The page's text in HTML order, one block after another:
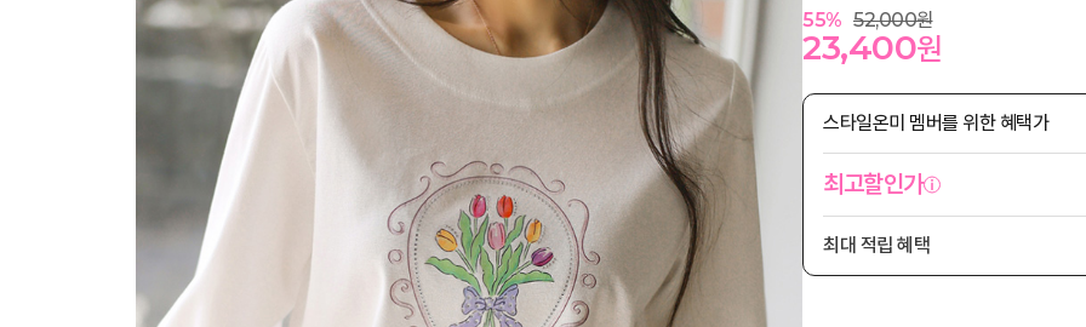
55% 52,000원
23,400원
스타일온미 멤버를 위한 혜택가
최고할인가
최대 적립 혜택